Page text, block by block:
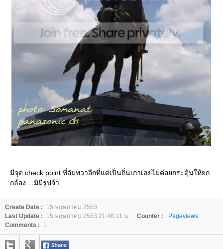
มีจุด check point ที่อัมพวาอีกที่แต่เป็นถิ่นเก่าเลยไม่ค่อยกระตุ้นให้ยก
กล้อง ...มิมีรูปจ้า
Create Date :
15 พฤษภาคม 2553
Last Update :
15 พฤษภาคม 2553 21:48:11 น. Counter :
Pageviews.
Comments :
1